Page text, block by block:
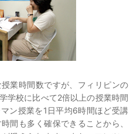
業時間数ですが、フィリピンの
学校に比べて2倍以上の授業時間
ン授業を1日平均6時間ほど受講
間も多く確保できることから、